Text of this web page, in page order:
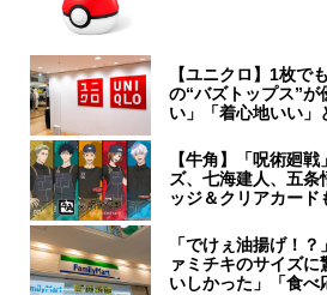
【ユニクロ】1枚で
の“バズトップス”
い」「着心地いい」
【牛角】「呪術廻
ズ、七海建人、五
ッジ＆クリアカード
「でけぇ油揚げ！
ァミチキのサイズ
いしかった」「食べ